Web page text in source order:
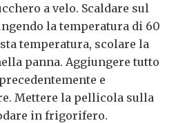
a velo. Scaldare sul
la temperatura di 60
temperatura, scolare la
panna. Aggiungere tutto
e
Mettere la pellicola sulla
in frigorifero.